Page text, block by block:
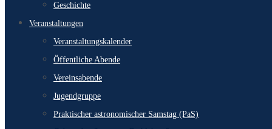
Geschichte
Veranstaltungen
Veranstaltungskalender
Öffentliche Abende
Vereinsabende
Jugendgruppe
Praktischer astronomischer Samstag (PaS)